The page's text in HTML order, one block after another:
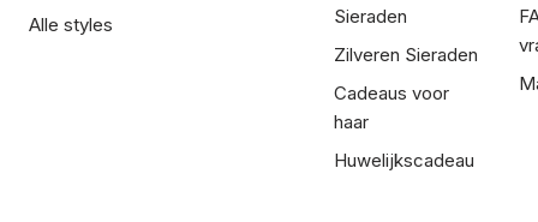
Alle styles
Sieraden
Zilveren Sieraden
Cadeaus voor
haar
Huwelijkscadeau